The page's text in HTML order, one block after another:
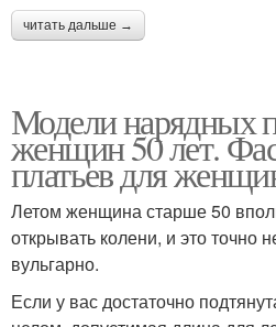
читать дальше →
Модели нарядных
женщин 50 лет.
платьев для
Летом женщина старше 50
открывать колени, и это точно
вульгарно.
Если у вас достаточно